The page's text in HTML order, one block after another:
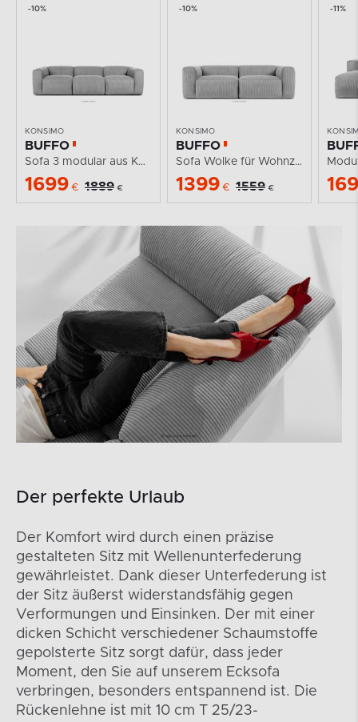
-10%
KONSIMO
BUFFO
Sofa 3 modular aus Kordstoff hellgrau
1699 € 1889 €
-10%
KONSIMO
BUFFO
Sofa Wolke für Wohnzimmer Kordstoff hellgrau
1399 € 1559 €
-11%
Der perfekte Urlaub
Der Komfort wird durch einen präzise
gestalteten Sitz mit Wellenunterfederung
gewährleistet. Dank dieser Unterfederung ist
der Sitz äußerst widerstandsfähig gegen
Verformungen und Einsinken. Der mit einer
dicken Schicht verschiedener Schaumstoffe
gepolsterte Sitz sorgt dafür, dass jeder
Moment, den Sie auf unserem Ecksofa
verbringen, besonders entspannend ist. Die
Rückenlehne ist mit 10 cm T 25/23-